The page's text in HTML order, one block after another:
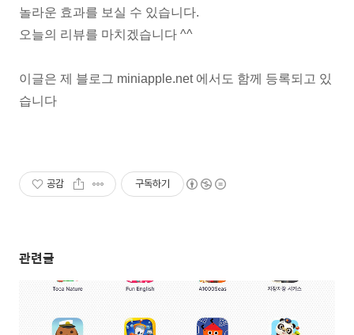
놀라운 효과를 보실 수 있습니다.
오늘의 리뷰를 마치겠습니다 ^^
이글은 제 블로그 miniapple.net 에서도 함께 등록되고 있
습니다
공감 구독하기
관련글